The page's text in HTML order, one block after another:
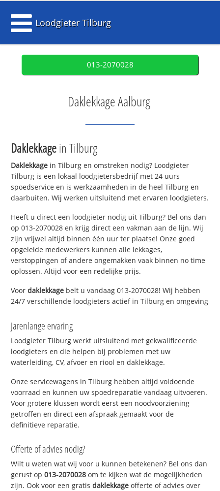
Loodgieter Tilburg
013-2070028
Daklekkage Aalburg
Daklekkagein Tilburg
Daklekkage in Tilburg en omstreken nodig? Loodgieter
Tilburg is een lokaal loodgietersbedrijf met 24 uurs
spoedservice en is werkzaamheden in de heel Tilburg en
daarbuiten. Wij werken uitsluitend met ervaren loodgieters.
Heeft u direct een loodgieter nodig uit Tilburg? Bel ons dan
op 013-2070028 en krijg direct een vakman aan de lijn. Wij
zijn vrijwel altijd binnen één uur ter plaatse! Onze goed
opgeleide medewerkers kunnen alle lekkages,
verstoppingen of andere ongemakken vaak binnen no time
oplossen. Altijd voor een redelijke prijs.
Voordaklekkage belt u vandaag 013-2070028! Wij hebben
24/7 verschillende loodgieters actief in Tilburg en omgeving
Jarenlange ervaring
Loodgieter Tilburg werkt uitsluitend met gekwalificeerde
loodgieters en die helpen bij problemen met uw
waterleiding, CV, afvoer en riool en daklekkage.
Onze servicewagens in Tilburg hebben altijd voldoende
voorraad en kunnen uw spoedreparatie vandaag uitvoeren.
Voor grotere klussen wordt eerst een noodvoorziening
getroffen en direct een afspraak gemaakt voor de
definitieve reparatie.
Offerte of advies nodig?
Wilt u weten wat wij voor u kunnen betekenen? Bel ons dan
gerust op013-2070028 om te kijken wat de mogelijkheden
zijn. Ook voor een gratisdaklekkage offerte of advies over